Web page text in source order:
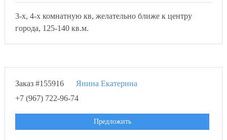
3-х, 4-х комнатную кв, желательно ближе к центру
города, 125-140 кв.м.
Заказ #155916
Янина Екатерина
+7 (967) 722-96-74
Предложить